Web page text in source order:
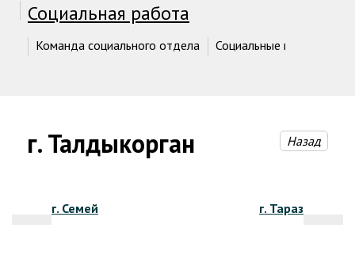
г. Талдыкорган Назад
г. Семей г. Тараз
Социальная работа
Команда социального отдела Социальные проекты